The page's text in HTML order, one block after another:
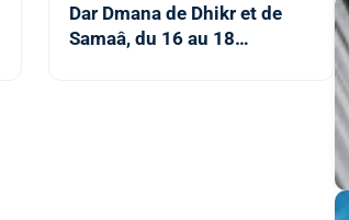
Dar Dmana de Dhikr et de
Samaâ, du 16 au 18